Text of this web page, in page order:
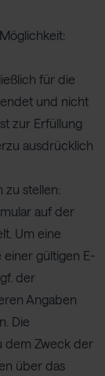
für die
und nicht
zur Erfüllung
ausdrücklich
zu stellen:
auf der
Um eine
gültigen E-
der
Angaben
Die
dem Zweck der
über das